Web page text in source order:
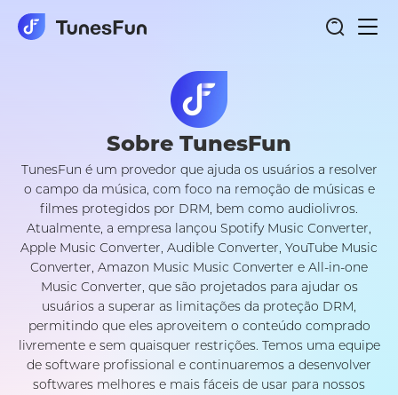
de
Sobre TunesFun
TunesFun é um provedor que ajuda os usuários a resolver
o campo da música, com foco na remoção de músicas e
filmes protegidos por DRM, bem como audiolivros.
Atualmente, a empresa lançou Spotify Music Converter,
Apple Music Converter, Audible Converter, YouTube Music
Converter, Amazon Music Music Converter e All-in-one
Music Converter, que são projetados para ajudar os
usuários a superar as limitações da proteção DRM,
permitindo que eles aproveitem o conteúdo comprado
livremente e sem quaisquer restrições. Temos uma equipe
de software profissional e continuaremos a desenvolver
softwares melhores e mais fáceis de usar para nossos